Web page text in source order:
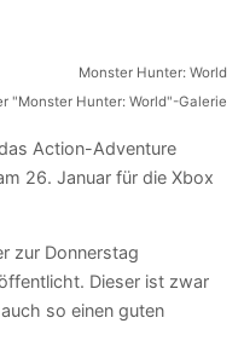
"Monster Hunter: World"-Galerie
Action-Adventure
26. Januar für die Xbox
zur Donnerstag
Dieser ist zwar
so einen guten